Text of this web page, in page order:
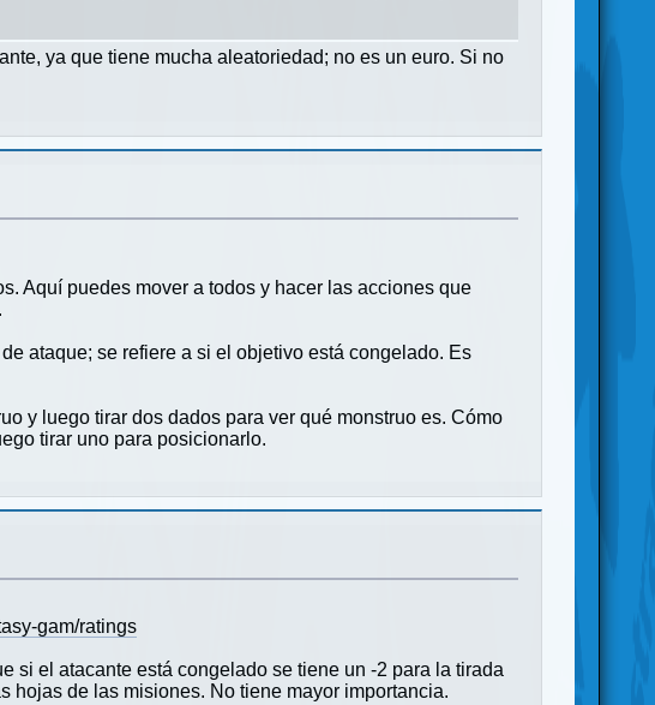
ya que tiene mucha aleatoriedad; no es un euro. Si no
Aquí puedes mover a todos y hacer las acciones que
ataque; se refiere a si el objetivo está congelado. Es
y luego tirar dos dados para ver qué monstruo es. Cómo
tirar uno para posicionarlo.
gam/ratings
si el atacante está congelado se tiene un -2 para la tirada
hojas de las misiones. No tiene mayor importancia.